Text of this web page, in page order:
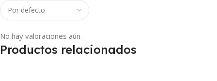
No hay valoraciones aún.
Productos relacionados